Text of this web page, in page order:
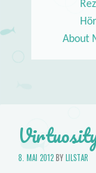
About
8. MAI 2012BYLILSTAR